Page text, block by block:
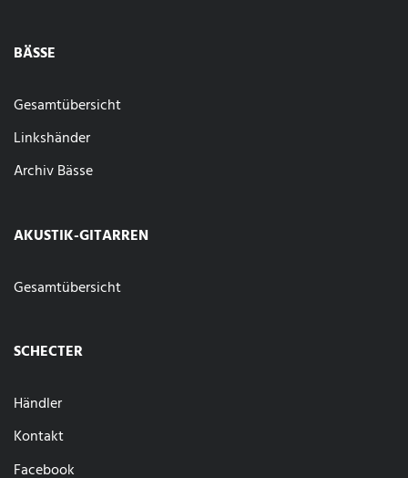
BÄSSE
Gesamtübersicht
Linkshänder
Archiv Bässe
AKUSTIK-GITARREN
Gesamtübersicht
SCHECTER
Händler
Kontakt
Facebook